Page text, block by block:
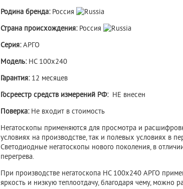
Родина бренда:Россия
Страна происхождения:Россия
Серия:АРГО
Модель: НС 100х240
Гарантия:12 месяцев
Госреестр средств измерений РФ:НЕ внесен
Поверка:Не входит в стоимость
Негатоскопы применяются для просмотра и
условиях на производстве, так и полевых условиях в
Светодиодные негатоскопы нового поколения, в
перегрева.
При производстве негатоскопа НС 100х240 АРГО
яркость и низкую теплоотдачу, благодаря чему, можно